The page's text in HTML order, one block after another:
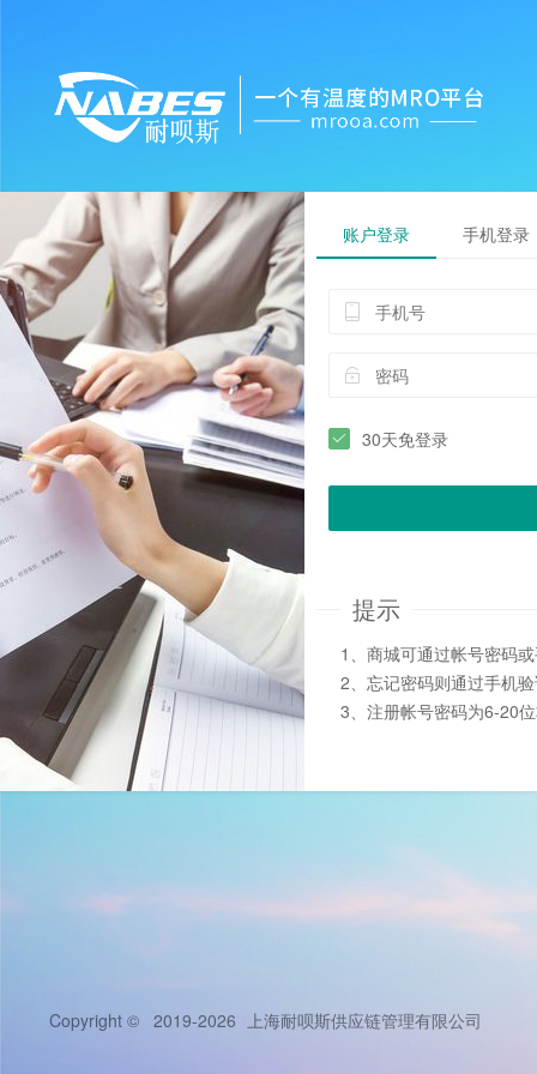
账户登录 手机登录
30天免登录
提示
1、商城可通过帐号密码
2、忘记密码则通过手机
3、注册帐号密码为6-20
Copyright © 2019-2026 上海耐呗斯供应链管理有限公司